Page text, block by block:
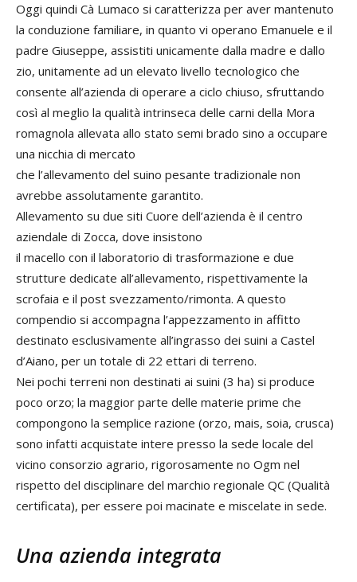
Oggi quindi Cà Lumaco si caratterizza per aver mantenuto
la conduzione familiare, in quanto vi operano Emanuele e il
padre Giuseppe, assistiti unicamente dalla madre e dallo
zio, unitamente ad un elevato livello tecnologico che
consente all’azienda di operare a ciclo chiuso, sfruttando
così al meglio la qualità intrinseca delle carni della Mora
romagnola allevata allo stato semi brado sino a occupare
una nicchia di mercato
che l’allevamento del suino pesante tradizionale non
avrebbe assolutamente garantito.
Allevamento su due siti Cuore dell’azienda è il centro
aziendale di Zocca, dove insistono
il macello con il laboratorio di trasformazione e due
strutture dedicate all’allevamento, rispettivamente la
scrofaia e il post svezzamento/rimonta. A questo
compendio si accompagna l’appezzamento in affitto
destinato esclusivamente all’ingrasso dei suini a Castel
d’Aiano, per un totale di 22 ettari di terreno.
Nei pochi terreni non destinati ai suini (3 ha) si produce
poco orzo; la maggior parte delle materie prime che
compongono la semplice razione (orzo, mais, soia, crusca)
sono infatti acquistate intere presso la sede locale del
vicino consorzio agrario, rigorosamente no Ogm nel
rispetto del disciplinare del marchio regionale QC (Qualità
certificata), per essere poi macinate e miscelate in sede.
Una azienda integrata